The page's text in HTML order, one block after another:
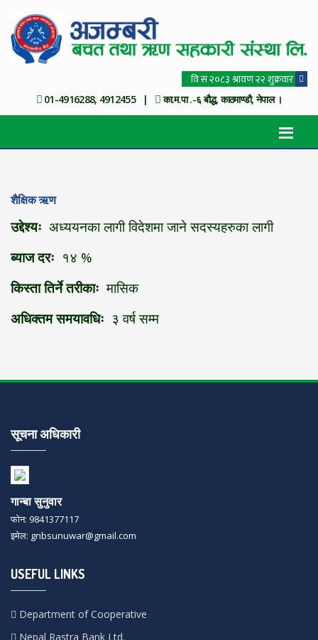
01-4916288, 4912455 | का.म.पा .-६ बौद्ध, काठमाण्डौ, नेपाल ।
शैक्षिक ऋण
उद्देश्यः अध्ययनका लागी विदेशमा जाने सदस्यहरुका लागी
ब्याज दरः १४ %
किस्ता तिर्ने तरीकाः मासिक
अधिक्तम समयावधिः ३ वर्ष सम्म
सूचना अधिकारी
गान्बा सुनुवार
फोन: 9841377117
इमेल: gnbsunuwar@gmail.com
USEFUL LINKS
Department of Cooperative
Nepal Rastra Bank Ltd.